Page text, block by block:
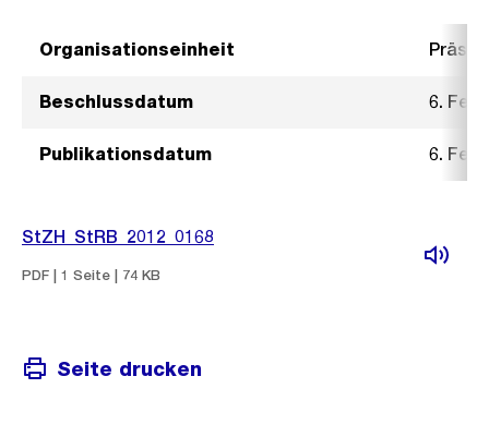
Organisationseinheit
Beschlussdatum 6.
Publikationsdatum 6.
StZH_StRB_2012_0168
PDF | 1 Seite | 74 KB
Seite drucken